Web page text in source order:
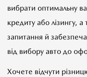
вибрати оптимальну
кредиту або лізингу, а
запитання й
від вибору авто до
Хочете відчути